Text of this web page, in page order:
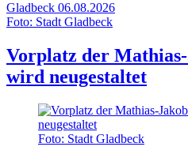
Gladbeck 06.08.2026
Foto: Stadt Gladbeck
Vorplatz der
wird neugestaltet
Foto: Stadt Gladbeck